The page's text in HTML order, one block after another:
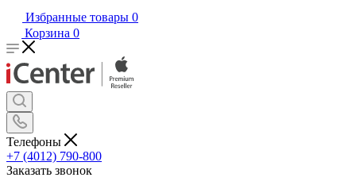
Избранные товары 0
Корзина 0
Телефоны
+7 (4012) 790-800
Заказать звонок